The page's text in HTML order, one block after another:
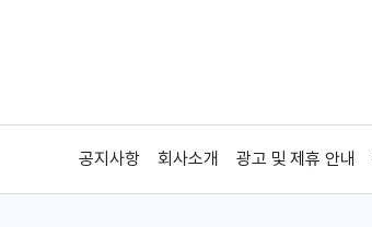
공지사항 회사소개 광고 및 제휴 안내